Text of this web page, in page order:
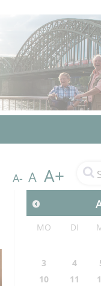
A- A A+
MO DI
3
4
10
11